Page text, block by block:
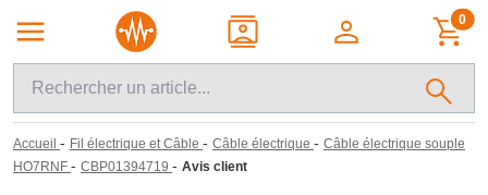
0
Accueil - Fil électrique et Câble - Câble électrique - Câble électrique souple
HO7RNF - CBP01394719 - Avis client